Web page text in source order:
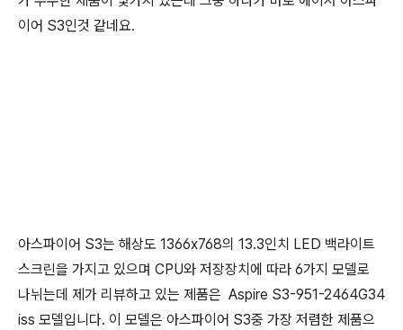
이어 S3인것 같네요.
아스파이어 S3는 해상도 1366x768의 13.3인치 LED 백라이트
스크린을 가지고 있으며 CPU와 저장장치에 따라 6가지 모델로
나뉘는데 제가 리뷰하고 있는 제품은 Aspire S3-951-2464G34
iss 모델입니다. 이 모델은 아스파이어 S3중 가장 저렴한 제품으